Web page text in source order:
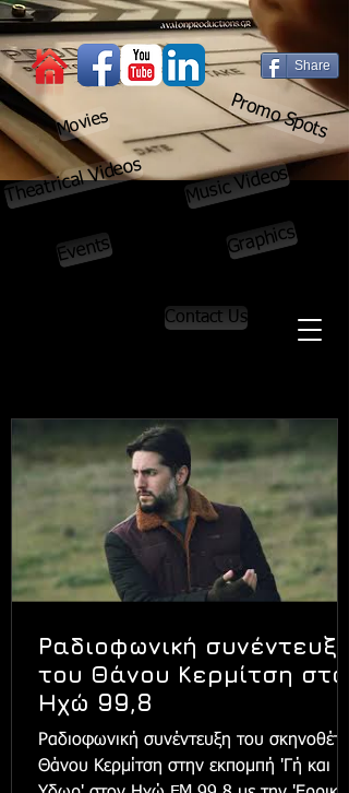
Movies
Share
Promo Spots
Contact Us
Theatrical Videos Music Videos
Events Graphics
Ραδιοφωνική συνέντευξη
του Θάνου Κερμίτση στον
Ηχώ 99,8
Ραδιοφωνική συνέντευξη του σκηνοθέτη
Θάνου Κερμίτση στην εκπομπή 'Γή και